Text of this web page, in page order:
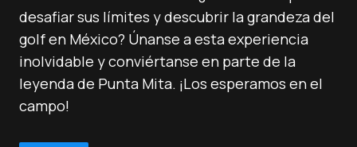
desafiar sus límites y descubrir la grandeza del
golf en México? Únanse a esta experiencia
inolvidable y conviértanse en parte de la
leyenda de Punta Mita. ¡Los esperamos en el
campo!